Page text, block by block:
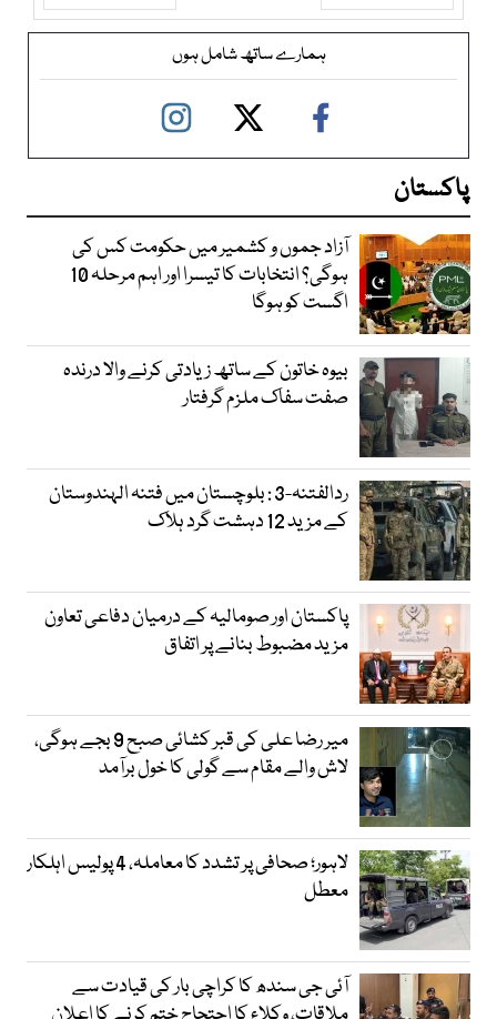
ہمارے ساتھ شامل ہوں
پاکستان
آزاد جموں و کشمیر میں حکومت کس کی
ہوگی؟ انتخابات کا تیسرا اور اہم مرحلہ 10
اگست کو ہوگا
بیوہ خاتون کے ساتھ زیادتی کرنے والا درندہ
صفت سفاک ملزم گرفتار
ردالفتنہ-3 : بلوچستان میں فتنہ الہندوستان
کے مزید 12 دہشت گرد ہلاک
پاکستان اور صومالیہ کے درمیان دفاعی تعاون
مزید مضبوط بنانے پر اتفاق
میر رضا علی کی قبر کشائی صبح 9 بجے ہوگی،
لاش والے مقام سے گولی کا خول برآمد
لاہور؛ صحافی پر تشدد کا معاملہ، 4 پولیس اہلکار
معطل
آئی جی سندھ کا کراچی بار کی قیادت سے